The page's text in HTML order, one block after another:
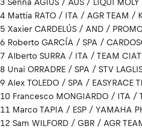
3 Senna AGIUS / AUS / LIQUI
4 Mattia RATO / ITA / AGR TEAM /
5 Xaxier CARDELÚS / AND /
6 Roberto GARCÍA / SPA /
7 Alberto SURRA / ITA / TEAM
8 Unai ORRADRE / SPA / STV
9 Alex TOLEDO / SPA /
10 Francesco MONGIARDO / ITA /
11 Marco TAPIA / ESP / YAMAHA
12 Sam WILFORD / GBR / AGR